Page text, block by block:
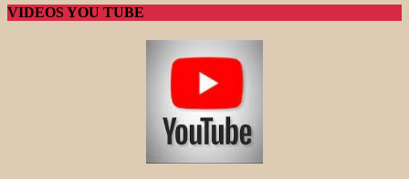
VIDEOS YOU TUBE